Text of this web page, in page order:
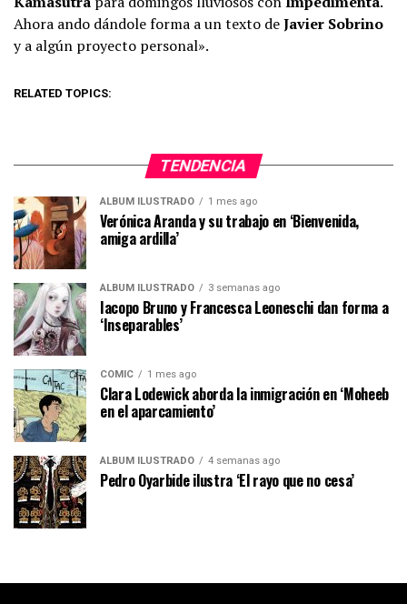
Ahora ando dándole forma a un texto deJavier Sobrino
y a algún proyecto personal».
RELATED TOPICS:
TENDENCIA
ÁLBUM ILUSTRADO 1 mes ago
Verónica Aranda y su trabajo en ‘Bienvenida,
amiga ardilla’
ÁLBUM ILUSTRADO 3 semanas ago
Iacopo Bruno y Francesca Leoneschi dan forma a
‘Inseparables’
CÓMIC 1 mes ago
Clara Lodewick aborda la inmigración en ‘Moheeb
en el aparcamiento’
ÁLBUM ILUSTRADO 4 semanas ago
Pedro Oyarbide ilustra ‘El rayo que no cesa’